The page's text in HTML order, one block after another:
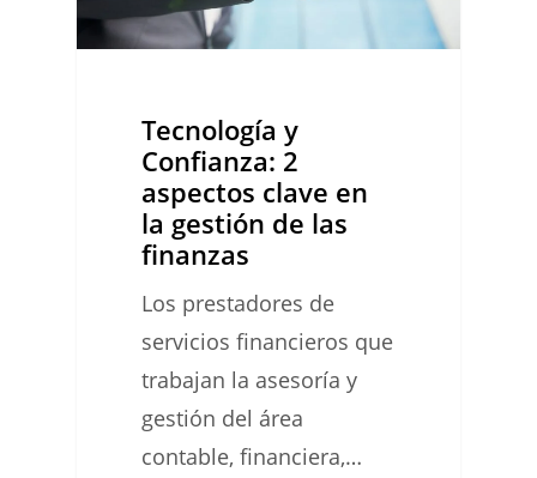
gestión
finanzas
Tecnología y
Confianza: 2
aspectos clave en
la gestión de las
finanzas
Los prestadores de
servicios financieros que
trabajan la asesoría y
gestión del área
contable, financiera,…